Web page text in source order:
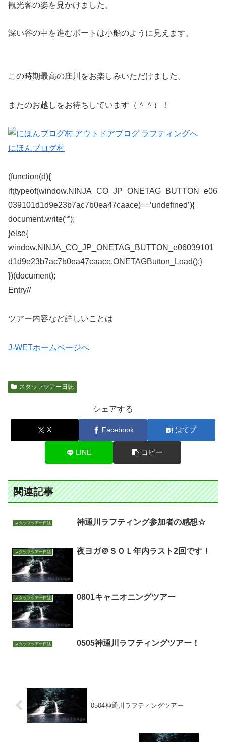
観光客の姿を見かけました。
深い谷の中を進むボートは小船のように見えます。
この時期最高の庄川をお楽しみいただけました。
またのお越しをお待ちしています（＾＾）！
にほんブログ村
(function(d){
if(typeof(window.NINJA_CO_JP_ONETAG_BUTTON_e06
039101d1d9e23b7ac7b0ea47caace)==’undefined’){
document.write(“”);
}else{
window.NINJA_CO_JP_ONETAG_BUTTON_e06039101
d1d9e23b7ac7b0ea47caace.ONETAGButton_Load();}
})(document);
Entry//
ツアー内容など詳しいことは
J-WETホームページへ
スタッフツアー日誌
シェアする
X Facebook はてブ
LINE コピー
関連記事
スタッフツアー日誌 神通川ラフティング参加者の感想☆
スタッフツアー日誌 夜ヨガ＠ＳＯＬ年内ラスト2回です！
スタッフツアー日誌 0801キャニオニングツアー
スタッフツアー日誌 0505神通川ラフティングツアー！
0504神通川ラフティングツアー